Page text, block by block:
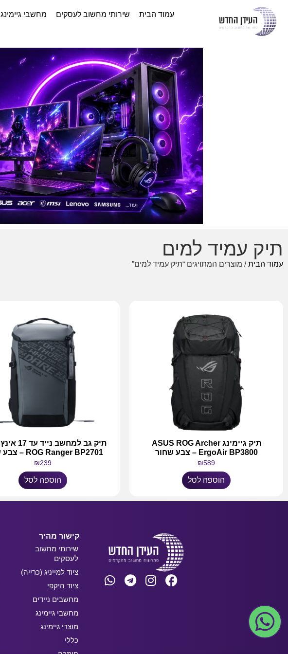
עמוד הבית שירותי מחשוב לעסקים מחשבי גיימינג
תיק עמיד למים
עמוד הבית/ מוצרים המתויגים “תיק עמיד למים”
תיק גיימינג ASUS ROG Archer
ErgoAir BP3800 – צבע שחור
₪589
הוספה לסל
ROG Ranger BP2701 – צבע שחור
₪239
הוספה לסל
קישור מהיר
שירותי מחשוב
לעסקים
ציוד למייניג (כרייה)
ציוד היקפי
מחשבים ניידים
מחשבי גיימינג
מוצרי גיימינג
כללי